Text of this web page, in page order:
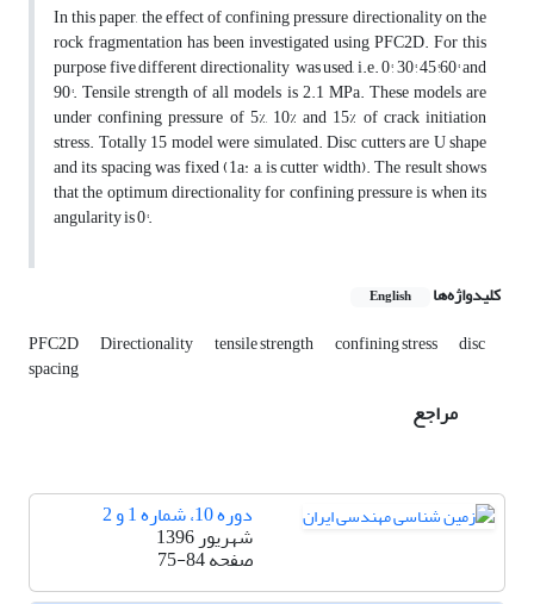
In this paper, the effect of confining pressure directionality on the
rock fragmentation has been investigated using PFC2D. For this
purpose five different directionality was used, i.e. 0°, 30°, 45°,60° and
90°. Tensile strength of all models is 2.1 MPa. These models are
under confining pressure of 5%, 10% and 15% of crack initiation
stress. Totally 15 model were simulated. Disc cutters are U shape
and its spacing was fixed (1a: a, is cutter width). The result shows
that the optimum directionality for confining pressure is when its
angularity is 0°.
کلیدواژه‌ها English
PFC2D Directionality tensile strength confining stress disc
spacing
مراجع
دوره 10، شماره 1 و 2
شهریور 1396
صفحه75-84